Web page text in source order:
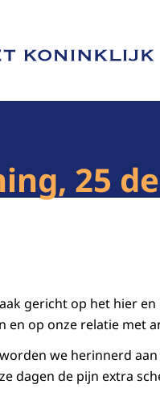
Het Koninklijk Huis
25
gericht op het hier
op onze relatie met
we herinnerd
dagen de pijn extra